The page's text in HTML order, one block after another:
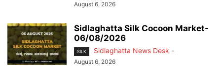
August 6, 2026
Sidlaghatta Silk Cocoon Market-
06/08/2026
SILK Sidlaghatta News Desk -
August 6, 2026